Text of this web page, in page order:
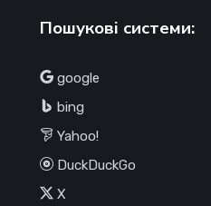
Пошукові системи:
google
bing
Yahoo!
DuckDuckGo
X